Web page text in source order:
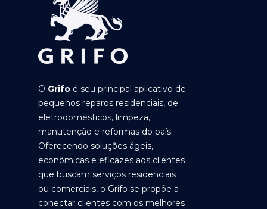
O Grifo é seu principal aplicativo de
pequenos reparos residenciais, de
eletrodomésticos, limpeza,
manutenção e reformas do país.
Oferecendo soluções ágeis,
econômicas e eficazes aos clientes
que buscam serviços residenciais
ou comerciais, o Grifo se propõe a
conectar clientes com os melhores